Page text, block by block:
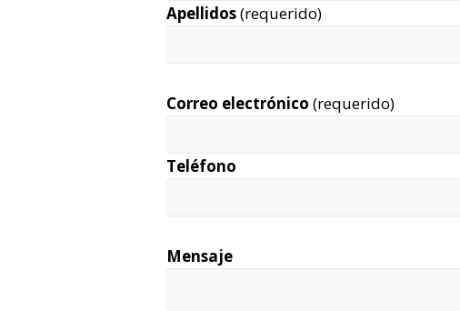
Apellidos(requerido)
Correo electrónico (requerido)
Teléfono
Mensaje